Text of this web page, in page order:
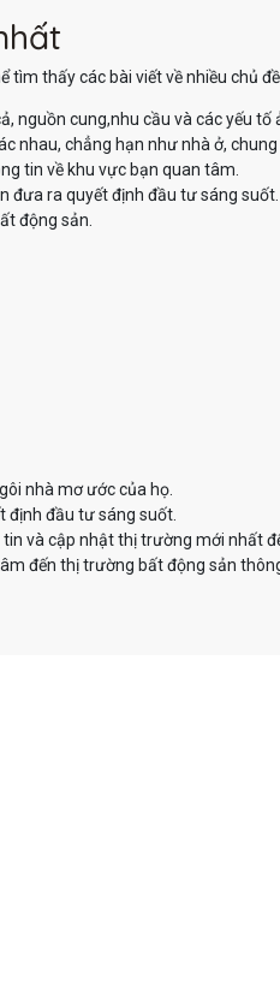
thấy các bài viết về nhiều chủ
nguồn cung,nhu cầu và các yếu tố
chẳng hạn như nhà ở, chung
tin về khu vực bạn quan tâm.
đưa ra quyết định đầu tư sáng suốt.
động sản.
nhà mơ ước của họ.
định đầu tư sáng suốt.
và cập nhật thị trường mới nhất
đến thị trường bất động sản